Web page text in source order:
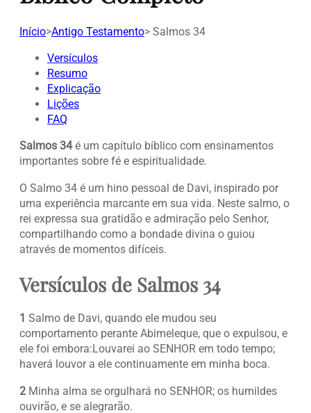
Início>Antigo Testamento> Salmos 34
Versículos
Resumo
Explicação
Lições
FAQ
Salmos 34é um capítulo bíblico com ensinamentos
importantes sobre fé e espiritualidade.
O Salmo 34 é um hino pessoal de Davi, inspirado por
uma experiência marcante em sua vida. Neste salmo, o
rei expressa sua gratidão e admiração pelo Senhor,
compartilhando como a bondade divina o guiou
através de momentos difíceis.
Versículos de Salmos 34
1 Salmo de Davi, quando ele mudou seu
comportamento perante Abimeleque, que o expulsou, e
ele foi embora:Louvarei ao SENHOR em todo tempo;
haverá louvor a ele continuamente em minha boca.
2 Minha alma se orgulhará no SENHOR; os humildes
ouvirão, e se alegrarão.